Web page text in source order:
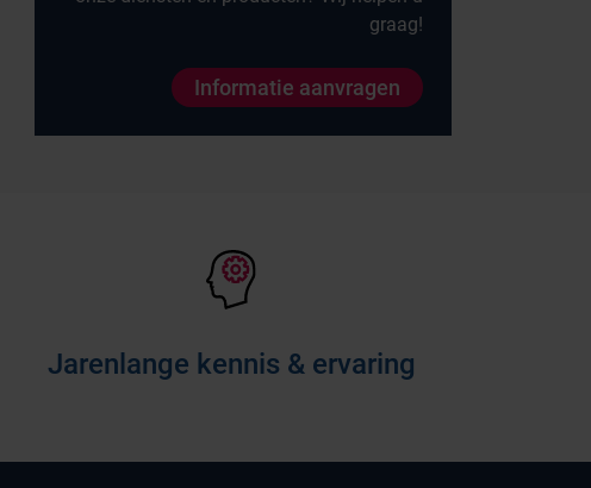
graag!
Informatie aanvragen
Jarenlange kennis & ervaring